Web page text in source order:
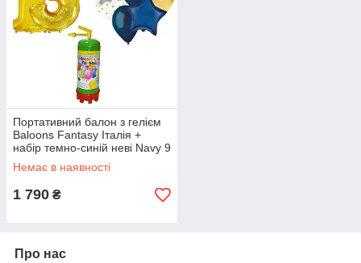
Портативний балон з гелієм
Baloons Fantasy Італія +
набір темно-синій неві Navy 9
кульок + цифра 13 золота
Немає в наявності
1 790 ₴
Про нас